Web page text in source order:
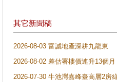
其它新聞稿
2026-08-03 富誠地產深耕九龍東
2026-08-02 差估署樓價連升13個
2026-07-30 牛池灣嘉峰臺高層2房